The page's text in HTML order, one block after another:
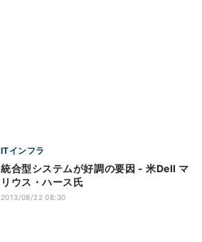
ITインフラ
統合型システムが好調の要因 - 米Dell マ
リウス・ハース氏
2013/08/22 08:30